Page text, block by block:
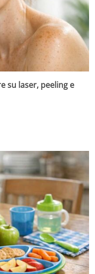
su laser, peeling e